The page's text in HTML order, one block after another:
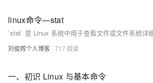
linux命令—stat
刘俊辉个人博客 717
一、初识 Linux 与基本命令